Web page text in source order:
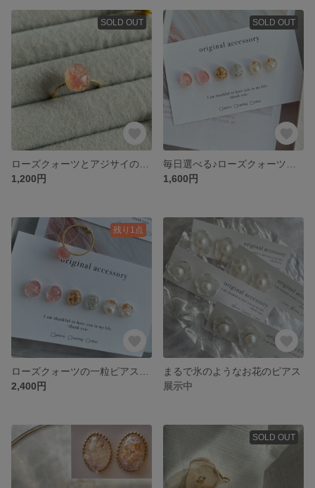
SOLD OUT
1,200円
SOLD OUT
1,600円
残り1点
2,400円
まるで氷のようなお花のピアス
展示中
SOLD OUT